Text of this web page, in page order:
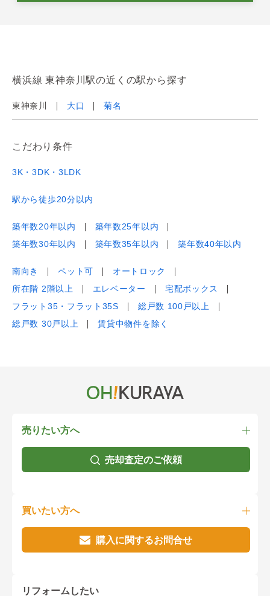
横浜線 東神奈川駅の近くの駅から探す
東神奈川 大口 菊名
こだわり条件
3K・3DK・3LDK
駅から徒歩20分以内
築年数20年以内
築年数25年以内
築年数30年以内
築年数35年以内 築年数40年以内
南向き ペット可
オートロック
所在階 2階以上
エレベーター
宅配ボックス
フラット35・フラット35S
総戸数 100戸以上
総戸数 30戸以上
賃貸中物件を除く
売りたい方へ
売却査定のご依頼
買いたい方へ
購入に関するお問合せ
リフォームしたい